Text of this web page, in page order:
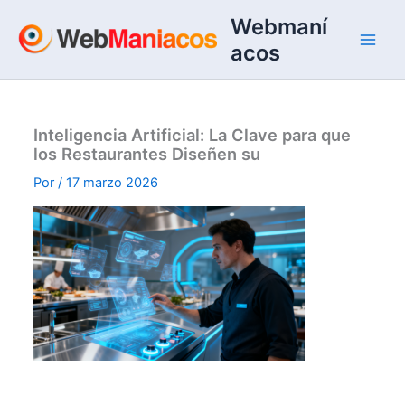
contenido
Webmaní
acos
Inteligencia Artificial: La Clave para que
los Restaurantes Diseñen su
Por/17 marzo 2026